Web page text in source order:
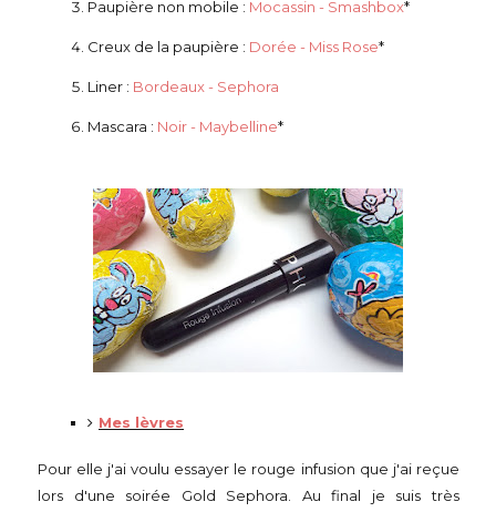
Paupière non mobile : Mocassin - Smashbox*
Creux de la paupière : Dorée - Miss Rose*
Liner : Bordeaux - Sephora
Mascara : Noir - Maybelline*
Mes lèvres
Pour elle j'ai voulu essayer le rouge infusion que j'ai reçue
lors d'une soirée Gold Sephora. Au final je suis très